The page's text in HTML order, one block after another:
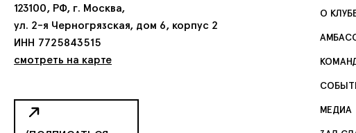
123100, РФ, г. Москва,
ул. 2-я Черногрязская, дом 6, корпус 2
ИНН 7725843515
смотреть на карте
О
МЕДИА